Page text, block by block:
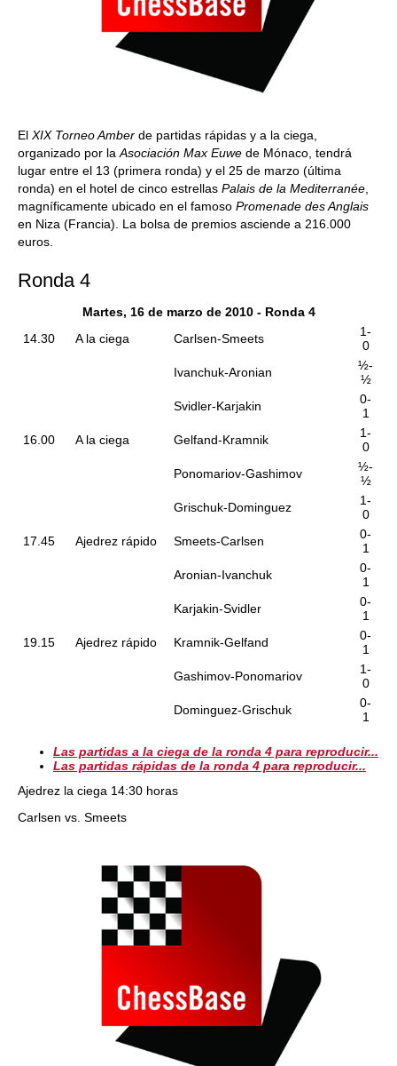
El XIX Torneo Amber de partidas rápidas y a la ciega,
organizado por la Asociación Max Euwe de Mónaco, tendrá
lugar entre el 13 (primera ronda) y el 25 de marzo (última
ronda) en el hotel de cinco estrellas Palais de la Mediterranée
magníficamente ubicado en el famoso Promenade des Anglais
en Niza (Francia). La bolsa de premios asciende a 216.000
euros.
Ronda 4
Martes, 16 de marzo de 2010 - Ronda 4
14.30
A la ciega Carlsen-Smeets
1-
0
Ivanchuk-Aronian
½-
½
Svidler-Karjakin
0-
1
16.00
A la ciega Gelfand-Kramnik
1-
0
Ponomariov-Gashimov
½-
½
Grischuk-Dominguez
1-
0
17.45
Ajedrez rápido Smeets-Carlsen
0-
1
Aronian-Ivanchuk
0-
1
Karjakin-Svidler
0-
1
19.15
Ajedrez rápido Kramnik-Gelfand
0-
1
Gashimov-Ponomariov
1-
0
Dominguez-Grischuk
0-
1
Las partidas a la ciega de la ronda 4 para reproducir...
Las partidas rápidas de la ronda 4 para reproducir...
Ajedrez la ciega 14:30 horas
Carlsen vs. Smeets